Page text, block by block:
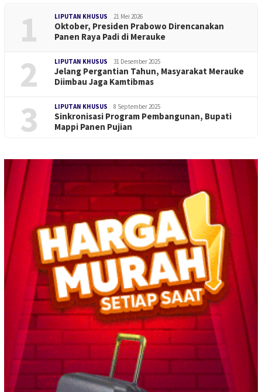
1 LIPUTAN KHUSUS 21 Mei 2026
Oktober, Presiden Prabowo Direncanakan
Panen Raya Padi di Merauke
2 LIPUTAN KHUSUS 31 Desember 2025
Jelang Pergantian Tahun, Masyarakat Merauke
Diimbau Jaga Kamtibmas
3 LIPUTAN KHUSUS 8 September 2025
Sinkronisasi Program Pembangunan, Bupati
Mappi Panen Pujian